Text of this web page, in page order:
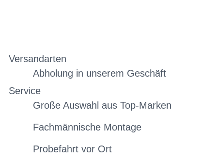
Versandarten
Abholung in unserem Geschäft
Service
Große Auswahl aus Top-Marken
Fachmännische Montage
Probefahrt vor Ort